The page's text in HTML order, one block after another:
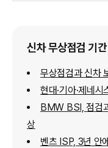
신차 무상점검 기
무상점검과 신차
현대·기아·제네
BMW BSI, 점검
상
벤츠 ISP, 3년 안